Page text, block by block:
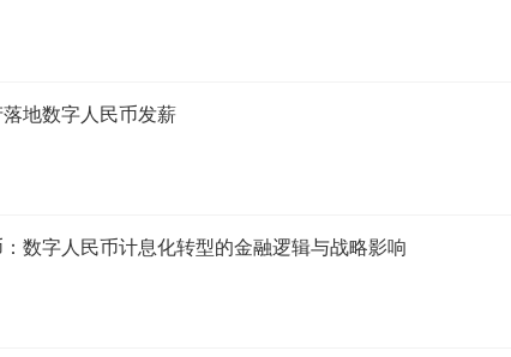
地数字人民币发薪
数字人民币计息化转型的金融逻辑与战略影响